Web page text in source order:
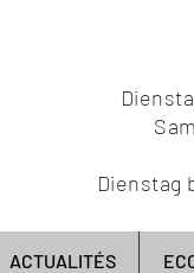
Dienstag
ACTUALITÉS